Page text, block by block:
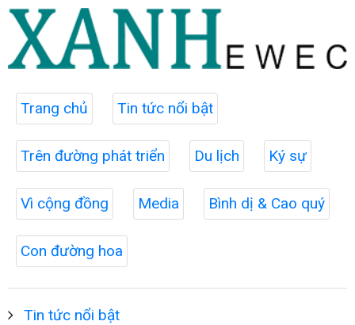
Trang chủ Tin tức nổi bật
Trên đường phát triển Du lịch Ký sự
Vì cộng đồng Media Bình dị & Cao quý
Con đường hoa
Tin tức nổi bật